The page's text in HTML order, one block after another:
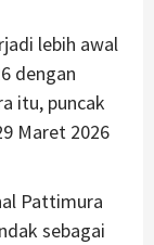
lebih awal
dengan
itu, puncak
Maret 2026
Pattimura
sebagai